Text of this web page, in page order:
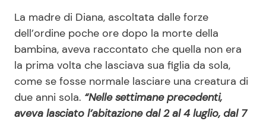
La madre di Diana, ascoltata dalle forze
dell’ordine poche ore dopo la morte della
bambina, aveva raccontato che quella non era
la prima volta che lasciava sua figlia da sola,
come se fosse normale lasciare una creatura di
due anni sola. “Nelle settimane precedenti,
aveva lasciato l’abitazione dal 2 al 4 luglio, dal 7